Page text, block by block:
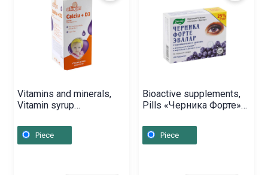
Vitamins and minerals,
Vitamin syrup
Ռումինիա
Piece
Bioactive supplements,
Pills «Черника Форте»
Piece